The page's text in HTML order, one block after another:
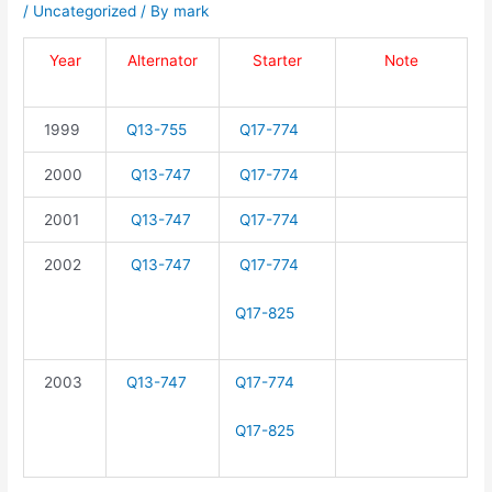
/ Uncategorized / By mark
Year Alternator Starter Note
1999 Q13-755 Q17-774
2000 Q13-747 Q17-774
2001 Q13-747 Q17-774
2002 Q13-747 Q17-774
Q17-825
2003 Q13-747 Q17-774
Q17-825